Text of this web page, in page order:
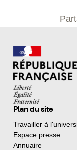
Plan du site
Travailler à
Espace presse
Annuaire